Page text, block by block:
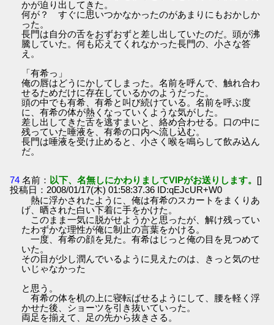
かが迫り出してきた。
何が？ すぐに思いつかなかったのがあまりにもおかしか
った。
長門は自分の舌をおずおずと差し出していたのだ。頭が沸
騰していた。何も応えてくれなかった長門の、小さな答
え。
「有希っ」
俺の唇はどうにかしてしまった。名前を呼んで、触れ合わ
せるためだけに存在しているかのようだった。
頭の中でも有希、有希と叫び続けている。名前を呼ぶ度
に、有希の体が熱くなっていくような気がした。
差し出してきた舌を逃すまいと、絡め合わせる。口の中に
残っていた唾液を、有希の口内へ流し込む。
長門は唾液を受け止めると、小さく喉を鳴らして飲み込ん
だ。
74 名前： 以下、名無しにかわりましてVIPがお送りします。 []
投稿日：2008/01/17(木) 01:58:37.36 ID:qEJcUR+W0
熱に浮かされたように、俺は有希のスカートをまくりあ
げ、晒された白い下着に手をかけた。
このまま一気に脱がせようかと思ったが、解け残ってい
たわずかな理性が俺に制止の言葉をかける。
一度、有希の顔を見た。有希はじっと俺の目を見つめて
いた。
その目が少し潤んでいるように見えたのは、きっと気のせ
いじゃなかった
と思う。
有希の体を机の上に寝転ばせるようにして、腰を軽く浮
かせた後、ショーツを引き抜いていった。
両足を揃えて、足の先から抜きさる。